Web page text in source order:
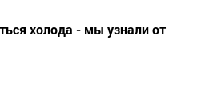
холода - мы узнали от